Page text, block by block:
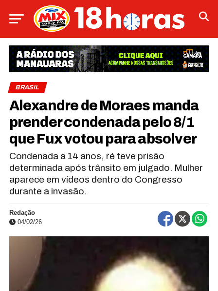
BRASIL
Alexandre de Moraes manda
prender condenada pelo 8/1
que Fux votou para absolver
Condenada a 14 anos, ré teve prisão
determinada após trânsito em julgado. Mulher
aparece em vídeos dentro do Congresso
durante a invasão.
Redação
04/02/26